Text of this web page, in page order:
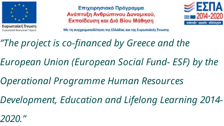
Μετάβαση
στο
περιεχόμενο
”The project is co-financed by Greece and the
European Union (European Social Fund- ESF) by the
Operational Programme Human Resources
Development, Education and Lifelong Learning 2014-
2020.”